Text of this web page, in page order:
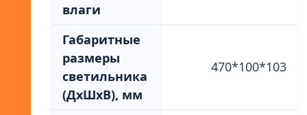
влаги
Габаритные
размеры
светильника
(ДхШхВ), мм
470*100*103